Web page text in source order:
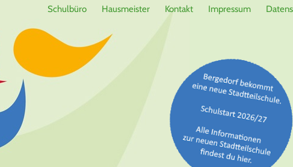
Schulbüro Hausmeister Kontakt Impressum